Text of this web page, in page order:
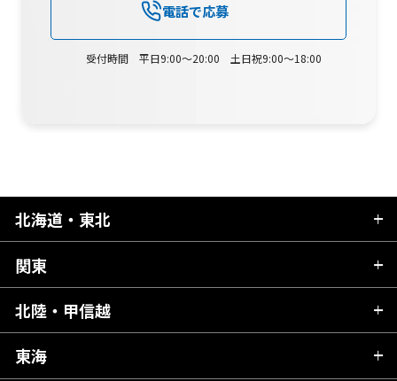
電話で応募
受付時間 平日9:00～20:00 土日祝9:00～18:00
北海道・東北
北海道
青森県
秋田県
関東
茨城県
栃木県
北陸・甲信越
新潟県
東海